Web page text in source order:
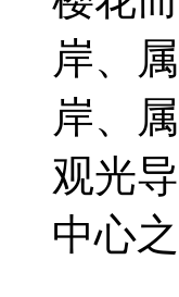
岸、
岸、
观光
中心